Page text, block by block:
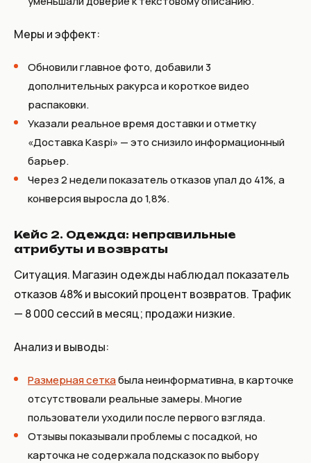
Меры и эффект:
Обновили главное фото, добавили 3
дополнительных ракурса и короткое видео
распаковки.
Указали реальное время доставки и отметку
«Доставка Kaspi» — это снизило информационный
барьер.
Через 2 недели показатель отказов упал до 41%, а
конверсия выросла до 1,8%.
Кейс 2. Одежда: неправильные
атрибуты и возвраты
Ситуация. Магазин одежды наблюдал показатель
отказов 48% и высокий процент возвратов. Трафик
— 8 000 сессий в месяц; продажи низкие.
Анализ и выводы:
Размерная сеткабыла неинформативна, в карточке
отсутствовали реальные замеры. Многие
пользователи уходили после первого взгляда.
Отзывы показывали проблемы с посадкой, но
карточка не содержала подсказок по выбору